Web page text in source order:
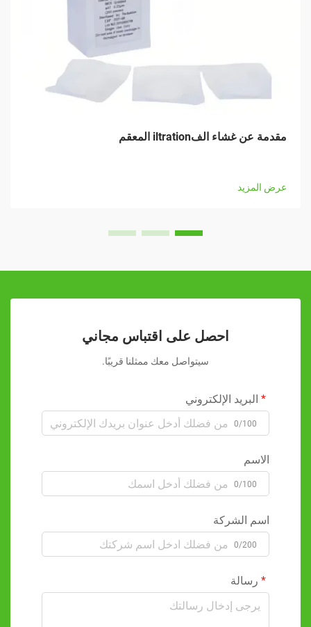
مقدمة عن غشاء الفiltration المعقم
عرض المزيد
احصل على اقتباس مجاني
سيتواصل معك ممثلنا قريبًا.
البريد الإلكتروني
0/100
الاسم
0/100
اسم الشركة
0/200
رسالة